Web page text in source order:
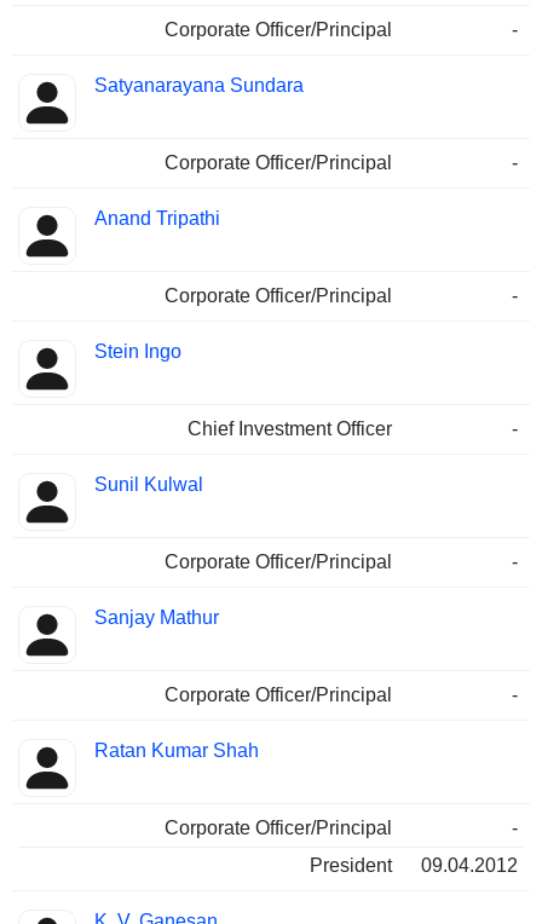
Corporate Officer/Principal -
Satyanarayana Sundara
Corporate Officer/Principal -
Anand Tripathi
Corporate Officer/Principal -
Stein Ingo
Chief Investment Officer -
Sunil Kulwal
Corporate Officer/Principal -
Sanjay Mathur
Corporate Officer/Principal -
Ratan Kumar Shah
Corporate Officer/Principal
-
President
09.04.2012